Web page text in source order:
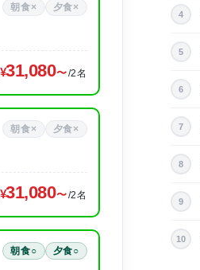
朝食× 夕食×
31,080 /2名
朝食× 夕食×
31,080 /2名
朝食○ 夕食○
4
5
6
7
8
9
10